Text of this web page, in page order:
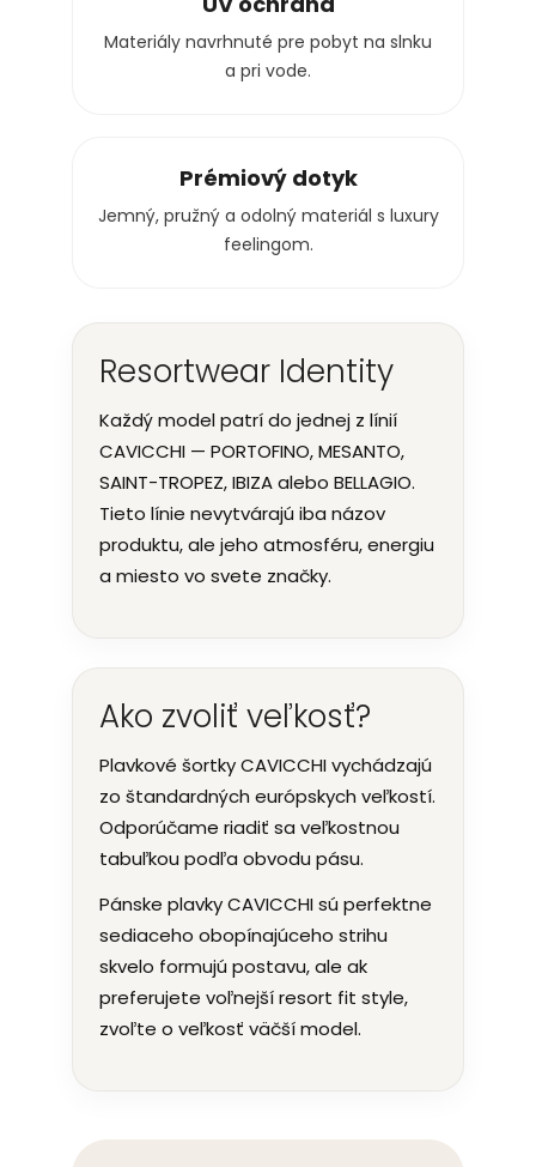
Materiály navrhnuté pre pobyt na slnku
a pri vode.
Prémiový dotyk
Jemný, pružný a odolný materiál s luxury
feelingom.
Resortwear Identity
Každý model patrí do jednej z línií
CAVICCHI — PORTOFINO, MESANTO,
SAINT-TROPEZ, IBIZA alebo BELLAGIO.
Tieto línie nevytvárajú iba názov
produktu, ale jeho atmosféru, energiu
a miesto vo svete značky.
Ako zvoliť veľkosť?
Plavkové šortky CAVICCHI vychádzajú
zo štandardných európskych veľkostí.
Odporúčame riadiť sa veľkostnou
tabuľkou podľa obvodu pásu.
Pánske plavky CAVICCHI sú perfektne
sediaceho obopínajúceho strihu
skvelo formujú postavu, ale ak
preferujete voľnejší resort fit style,
zvoľte o veľkosť väčší model.